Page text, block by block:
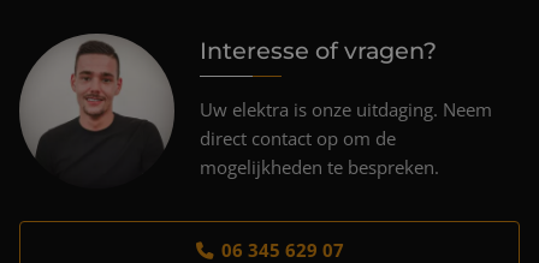
Interesse of vragen?
Uw elektra is onze uitdaging. Neem
direct contact op om de
mogelijkheden te bespreken.
06 345 629 07